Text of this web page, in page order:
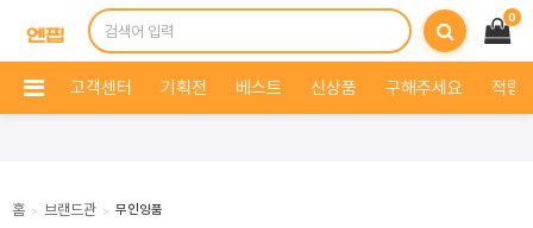
0
고객센터 기획전 베스트 신상품 구해주세요 적립
홈 > 브랜드관 > 무인양품